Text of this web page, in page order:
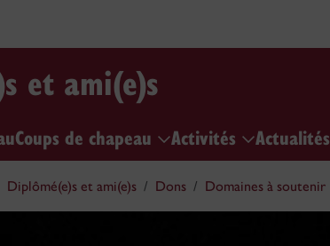
et ami(e)s
Coups de chapeau Activités Actualités
Diplômé(e)s et ami(e)s Dons Domaines à soutenir